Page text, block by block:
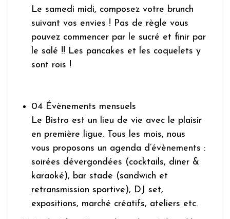
Le samedi midi, composez votre brunch
suivant vos envies ! Pas de règle vous
pouvez commencer par le sucré et finir par
le salé !! Les pancakes et les coquelets y
sont rois !
04 Évènements mensuels
Le Bistro est un lieu de vie avec le plaisir
en première ligue. Tous les mois, nous
vous proposons un agenda d’évènements :
soirées dévergondées (cocktails, diner &
karaoké), bar stade (sandwich et
retransmission sportive), DJ set,
expositions, marché créatifs, ateliers etc.